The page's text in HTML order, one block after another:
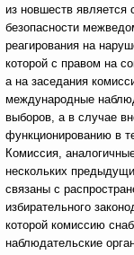
из новшеств является
безопасности
реагирования на
которой с правом на
а на заседания
международные
выборов, а в случае
функционированию в
Комиссия,
нескольких
связаны с
избирательного
которой комиссию
наблюдательские